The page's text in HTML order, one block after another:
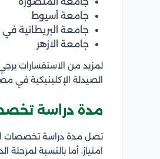
جامعة أسيوط
جامعة البريطانية
جامعة الازهر
لمزيد من الاستفسارات
الصيدلة الإكلينيكية في
مدة دراسة